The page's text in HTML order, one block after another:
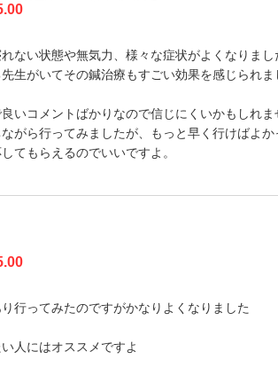
ない状態や無気力、様々な症状がよくなりまし
生がいてその鍼治療もすごい効果を感じられま
いコメントばかりなので信じにくいかもしれま
がら行ってみましたが、もっと早く行けばよか
てもらえるのでいいですよ。
行ってみたのですがかなりよくなりました
人にはオススメですよ